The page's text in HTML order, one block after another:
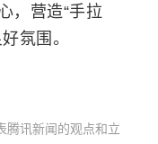
，营造“手拉
氛围。
腾讯新闻的观点和立